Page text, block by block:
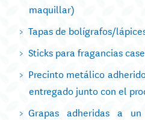
maquillar)
Tapas de bolígrafos/
Sticks para fragancias
Precinto metálico
entregado junto con el
Grapas adheridas a